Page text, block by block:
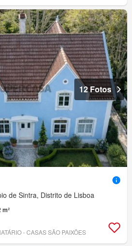
12 Fotos
de Sintra, Distrito de Lisboa
m²
- CASAS SÃO PAIXÕES